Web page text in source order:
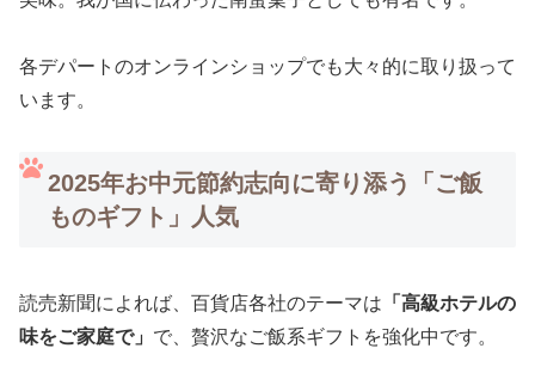
各デパートのオンラインショップでも大々的に取り扱って
います。
2025年お中元節約志向に寄り添う「ご飯
ものギフト」人気
読売新聞によれば、百貨店各社のテーマは 「高級ホテルの
味をご家庭で」 で、贅沢なご飯系ギフトを強化中です。